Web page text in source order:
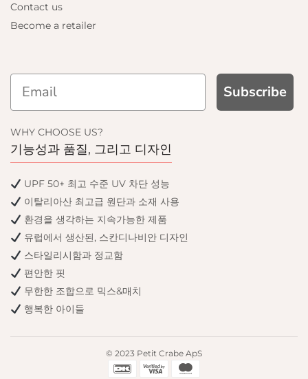
Contact us
Become a retailer
Subscribe
WHY CHOOSE US?
기능성과 품질, 그리고 디자인
UPF 50+ 최고 수준 UV 차단 성능
이탈리아산 최고급 원단과 소재 사용
환경을 생각하는 지속가능한 제품
유럽에서 생산된, 스칸디나비안 디자인
스타일리시함과 정교함
편안한 핏
무한한 조합으로 믹스&매치
행복한 아이들
© 2023 Petit Crabe ApS
GET
only offers